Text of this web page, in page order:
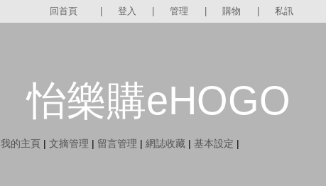
回首頁 登入 管理 購物 私訊
怡樂購eHOGO
我的主頁 | 文摘管理 | 留言管理 | 網誌收藏 | 基本設定 |